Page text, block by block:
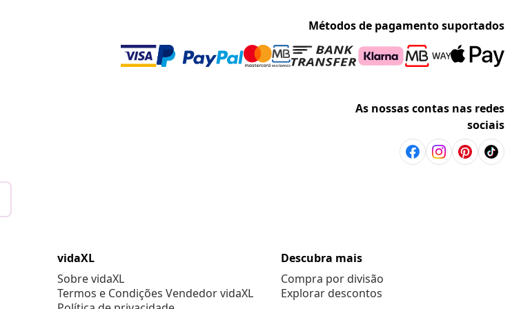
Métodos de pagamento suportados
As nossas contas nas redes
sociais
vidaXL
Sobre vidaXL
Termos e Condições Vendedor vidaXL
Descubra mais
Compra por divisão
Explorar descontos